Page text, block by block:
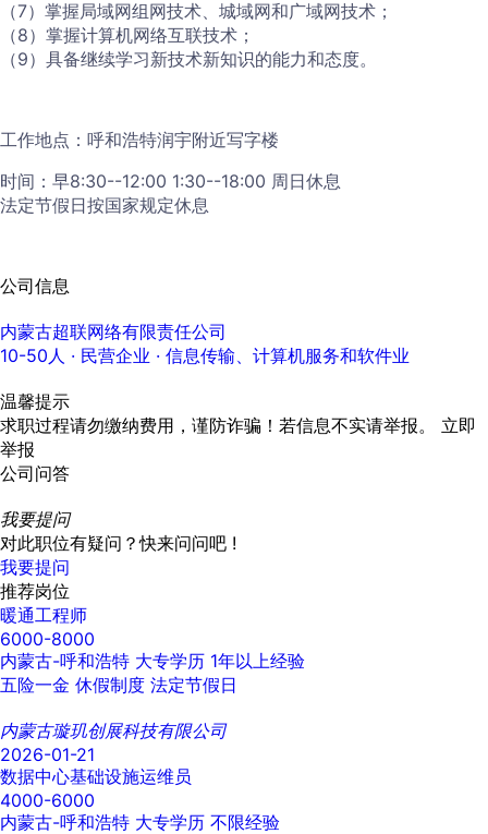
（7）掌握局域网组网技术、城域网和广域网技术；
（8）掌握计算机网络互联技术；
（9）具备继续学习新技术新知识的能力和态度。
工作地点：呼和浩特润宇附近写字楼
时间：早8:30--12:00 1:30--18:00 周日休息
法定节假日按国家规定休息
公司信息
内蒙古超联网络有限责任公司
10-50人 · 民营企业 · 信息传输、计算机服务和软件业
温馨提示
求职过程请勿缴纳费用，谨防诈骗！若信息不实请举报。 立即
举报
公司问答
我要提问
对此职位有疑问？快来问问吧 !
我要提问
推荐岗位
暖通工程师
6000-8000
内蒙古-呼和浩特 大专学历 1年以上经验
五险一金 休假制度 法定节假日
内蒙古璇玑创展科技有限公司
2026-01-21
数据中心基础设施运维员
4000-6000
内蒙古-呼和浩特 大专学历 不限经验